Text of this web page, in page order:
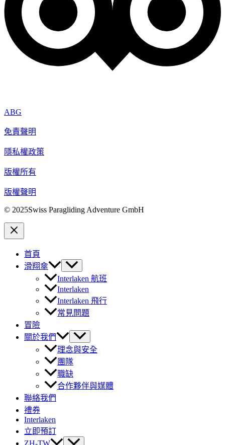
ABG
免責聲明
隱私權政策
版權所有
版權聲明
© 2025Swiss Paragliding Adventure GmbH
首頁
滑翔傘
Interlaken 航班
Interlaken
Interlaken 飛行
常見問題
冒險
關於我們
理念與安全
團隊
職缺
合作夥伴與媒體
聯絡我們
禮券
Interlaken
立即預訂
ZH-TW